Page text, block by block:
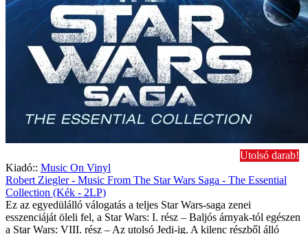
Utolsó darab!
Kiadó:: Music On Vinyl
Robert Ziegler - Music From The Star Wars Saga - The Essential
Collection (Kék - 2LP)
Ez az egyedülálló válogatás a teljes Star Wars-saga zenei
esszenciáját öleli fel, a Star Wars: I. rész – Baljós árnyak-tól egészen
a Star Wars: VIII. rész – Az utolsó Jedi-ig. A kilenc részből álló